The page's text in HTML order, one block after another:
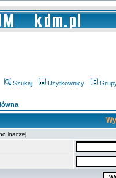
Szukaj Użytkownicy
inaczej